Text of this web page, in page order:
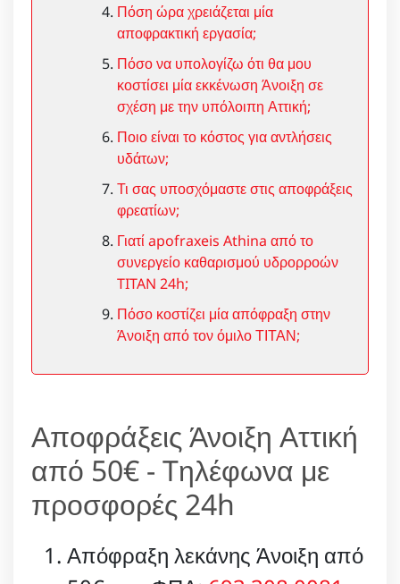
Πόση ώρα χρειάζεται μία
αποφρακτική εργασία;
Πόσο να υπολογίζω ότι θα μου
κοστίσει μία εκκένωση Άνοιξη σε
σχέση με την υπόλοιπη Αττική;
Ποιο είναι το κόστος για αντλήσεις
υδάτων;
Τι σας υποσχόμαστε στις αποφράξεις
φρεατίων;
Γιατί apofraxeis Athina από το
συνεργείο καθαρισμού υδρορροών
TITAN 24h;
Πόσο κοστίζει μία απόφραξη στην
Άνοιξη από τον όμιλο ΤΙΤΑΝ;
Αποφράξεις Άνοιξη Αττική
από 50€ - Tηλέφωνα με
προσφορές 24h
Απόφραξη λεκάνης Άνοιξη από